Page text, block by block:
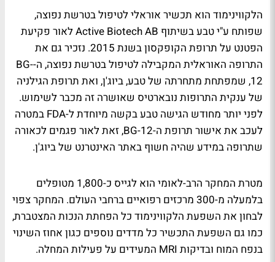
הלקווינימוד הוא תכשיר אוראלי לטיפול בטרשת נפוצה,
שפותח ע"י טבע בשיתוף Active Biotech AB לאור פקיעת
הפטנט על תרופת הקופקסון בשנת 2015. נזכיר גם את
התרופה האוראלית המקבילה לטיפול בטרשת נפוצה, ה-BG-
12, שמפתחת מתחרתה של טבע, ביוג'ן, ואת תרופת הגילניה
של ענקית התרופות נובארטיס שאושרה זה מכבר לשימוש.
לפני יותר מחודש הגישה טבע בקשה מיוחדת ל-FDA במטרה
לעכב את אישור תרופת ה-BG-12, זאת לאור פגמים לכאורה
שתרופה במידע שהיה חשוף באתר האינטרנט של ביוג'ן.
מטרת המחקר הרב-לאומי הוא לגייס כ-1,800 מטופלים
בלמעלה מ-300 מרכזים רפואיים ברחבי העולם. המחקר צפוי
לבחון את השפעת הלקווינימוד כל הפחתת הנכות המצטברת,
כמו גם השפעת התכשיר כל מדדים נוספים כגון אחוז השינוי
בנפח המוח ובדיקות MRI המעידים על פעילות המחלה.